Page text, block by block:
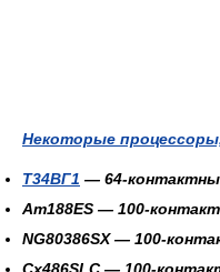
Некоторые
Т34ВГ1 — 64-
Am188ES — 100-
NG80386SX— 100-